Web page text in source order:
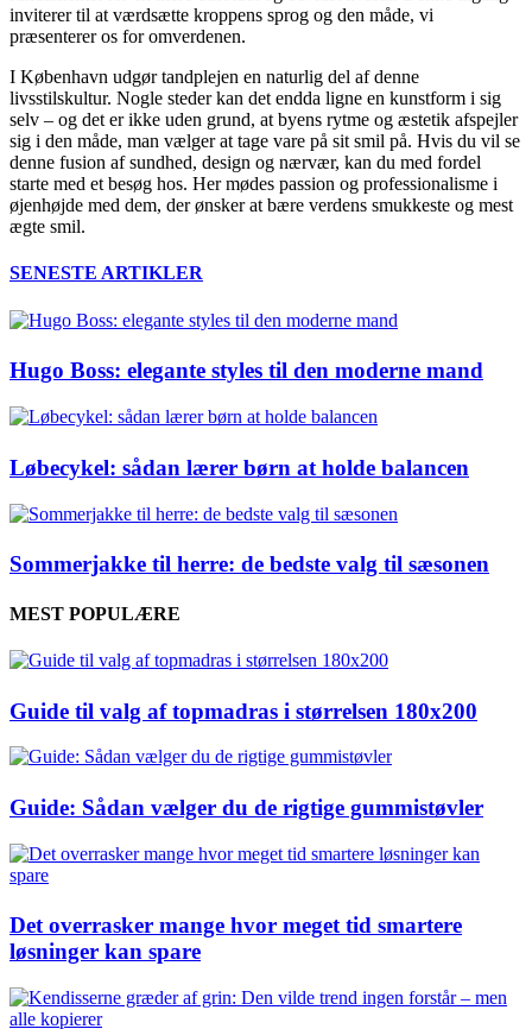
inviterer til at værdsætte kroppens sprog og den måde, vi
præsenterer os for omverdenen.
I København udgør tandplejen en naturlig del af denne
livsstilskultur. Nogle steder kan det endda ligne en kunstform i sig
selv – og det er ikke uden grund, at byens rytme og æstetik afspejler
sig i den måde, man vælger at tage vare på sit smil på. Hvis du vil se
denne fusion af sundhed, design og nærvær, kan du med fordel
starte med et besøg hos. Her mødes passion og professionalisme i
øjenhøjde med dem, der ønsker at bære verdens smukkeste og mest
ægte smil.
SENESTE ARTIKLER
Hugo Boss: elegante styles til den moderne mand
Løbecykel: sådan lærer børn at holde balancen
Sommerjakke til herre: de bedste valg til sæsonen
MEST POPULÆRE
Guide til valg af topmadras i størrelsen 180x200
Guide: Sådan vælger du de rigtige gummistøvler
Det overrasker mange hvor meget tid smartere
løsninger kan spare